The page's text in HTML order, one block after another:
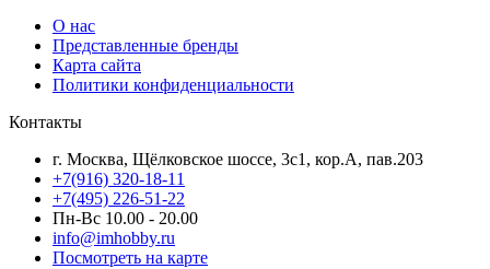
О нас
Представленные бренды
Карта сайта
Политики конфиденциальности
Контакты
г. Москва, Щёлковское шоссе, 3с1, кор.А, пав.203
+7(916) 320-18-11
+7(495) 226-51-22
Пн-Вс 10.00 - 20.00
info@imhobby.ru
Посмотреть на карте